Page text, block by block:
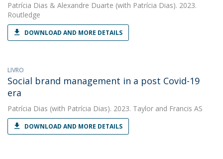
Patrícia Dias & Alexandre Duarte (with Patrícia Dias). 2023.
Routledge
DOWNLOAD AND MORE DETAILS
LIVRO
Social brand management in a post Covid-19
era
Patrícia Dias (with Patrícia Dias). 2023. Taylor and Francis AS
DOWNLOAD AND MORE DETAILS